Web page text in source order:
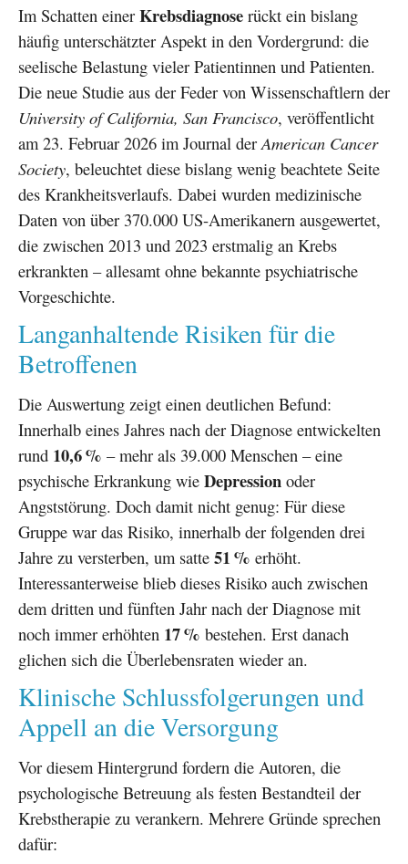
Im Schatten einer Krebsdiagnose rückt ein bislang
häufig unterschätzter Aspekt in den Vordergrund: die
seelische Belastung vieler Patientinnen und Patienten.
Die neue Studie aus der Feder von Wissenschaftlern der
University of California, San Francisco, veröffentlicht
am 23. Februar 2026 im Journal der American Cancer
Society, beleuchtet diese bislang wenig beachtete Seite
des Krankheitsverlaufs. Dabei wurden medizinische
Daten von über 370.000 US-Amerikanern ausgewertet,
die zwischen 2013 und 2023 erstmalig an Krebs
erkrankten – allesamt ohne bekannte psychiatrische
Vorgeschichte.
Langanhaltende Risiken für die
Betroffenen
Die Auswertung zeigt einen deutlichen Befund:
Innerhalb eines Jahres nach der Diagnose entwickelten
rund 10,6 % – mehr als 39.000 Menschen – eine
psychische Erkrankung wie Depression oder
Angststörung. Doch damit nicht genug: Für diese
Gruppe war das Risiko, innerhalb der folgenden drei
Jahre zu versterben, um satte 51 % erhöht.
Interessanterweise blieb dieses Risiko auch zwischen
dem dritten und fünften Jahr nach der Diagnose mit
noch immer erhöhten 17 % bestehen. Erst danach
glichen sich die Überlebensraten wieder an.
Klinische Schlussfolgerungen und
Appell an die Versorgung
Vor diesem Hintergrund fordern die Autoren, die
psychologische Betreuung als festen Bestandteil der
Krebstherapie zu verankern. Mehrere Gründe sprechen
dafür: